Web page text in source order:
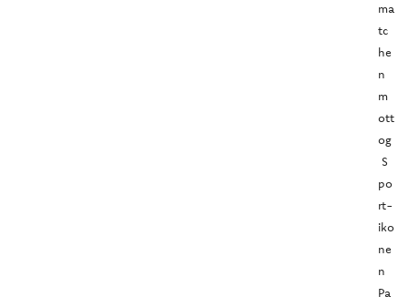
ma
tc
he
n
m
ott
og
S
po
rt-
iko
ne
n
Pa